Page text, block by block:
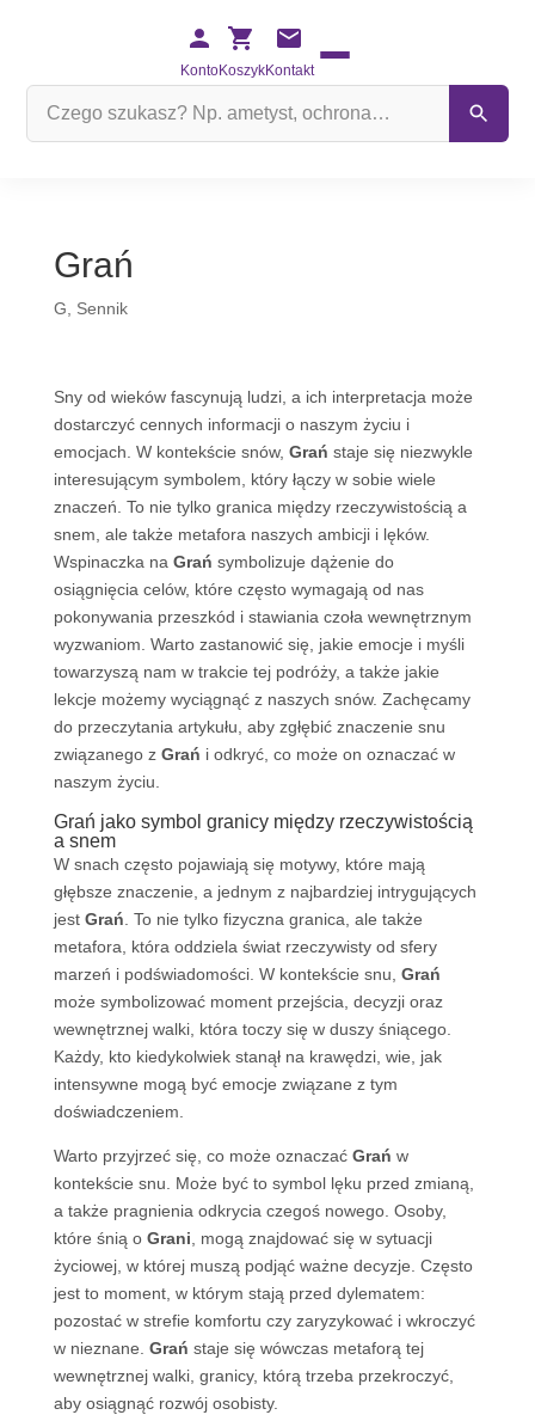
KontoKoszykKontakt
Grań
G Sennik
Sny od wieków fascynują ludzi, a ich interpretacja może
dostarczyć cennych informacji o naszym życiu i
emocjach. W kontekście snów, Grań staje się niezwykle
interesującym symbolem, który łączy w sobie wiele
znaczeń. To nie tylko granica między rzeczywistością a
snem, ale także metafora naszych ambicji i lęków.
Wspinaczka na Grań symbolizuje dążenie do
osiągnięcia celów, które często wymagają od nas
pokonywania przeszkód i stawiania czoła wewnętrznym
wyzwaniom. Warto zastanowić się, jakie emocje i myśli
towarzyszą nam w trakcie tej podróży, a także jakie
lekcje możemy wyciągnąć z naszych snów. Zachęcamy
do przeczytania artykułu, aby zgłębić znaczenie snu
związanego z Grań i odkryć, co może on oznaczać w
naszym życiu.
Grań jako symbol granicy między rzeczywistością
a snem
W snach często pojawiają się motywy, które mają
głębsze znaczenie, a jednym z najbardziej intrygujących
jest Grań . To nie tylko fizyczna granica, ale także
metafora, która oddziela świat rzeczywisty od sfery
marzeń i podświadomości. W kontekście snu, Grań
może symbolizować moment przejścia, decyzji oraz
wewnętrznej walki, która toczy się w duszy śniącego.
Każdy, kto kiedykolwiek stanął na krawędzi, wie, jak
intensywne mogą być emocje związane z tym
doświadczeniem.
Warto przyjrzeć się, co może oznaczać Grań w
kontekście snu. Może być to symbol lęku przed zmianą,
a także pragnienia odkrycia czegoś nowego. Osoby,
które śnią o Grani , mogą znajdować się w sytuacji
życiowej, w której muszą podjąć ważne decyzje. Często
jest to moment, w którym stają przed dylematem:
pozostać w strefie komfortu czy zaryzykować i wkroczyć
w nieznane. Grań staje się wówczas metaforą tej
wewnętrznej walki, granicy, którą trzeba przekroczyć,
aby osiągnąć rozwój osobisty.